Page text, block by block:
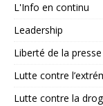
L'Info en continu
Leadership
Liberté de la presse
Lutte contre
Lutte contre la